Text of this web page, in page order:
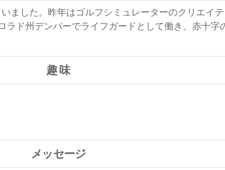
ました。昨年はゴルフシミュレーターのクリエイ
ド州デンバーでライフガードとして働き、赤十字
趣 味
メッセージ